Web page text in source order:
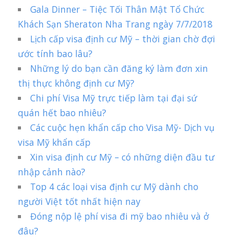
Gala Dinner – Tiệc Tối Thân Mật Tổ Chức
Khách Sạn Sheraton Nha Trang ngày 7/7/2018
Lịch cấp visa định cư Mỹ – thời gian chờ đợi
ước tính bao lâu?
Những lý do bạn cần đăng ký làm đơn xin
thị thực không định cư Mỹ?
Chi phí Visa Mỹ trực tiếp làm tại đại sứ
quán hết bao nhiêu?
Các cuộc hẹn khẩn cấp cho Visa Mỹ- Dịch vụ
visa Mỹ khẩn cấp
Xin visa định cư Mỹ – có những diện đầu tư
nhập cảnh nào?
Top 4 các loại visa định cư Mỹ dành cho
người Việt tốt nhất hiện nay
Đóng nộp lệ phí visa đi mỹ bao nhiêu và ở
đâu?